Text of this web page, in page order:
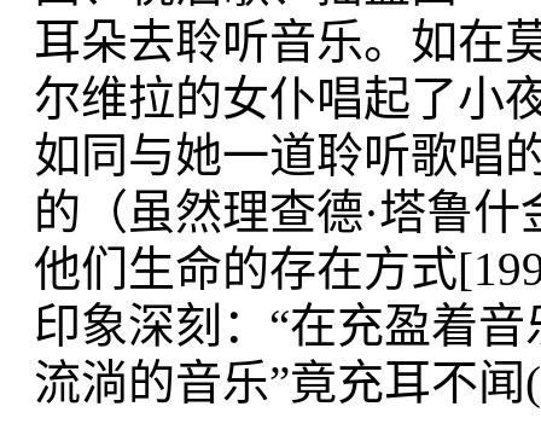
耳朵去聆听音乐。如在
尔维拉的女仆唱起了
如同与她一道聆听歌唱
的（虽然理查德·塔鲁什
他们生命的存在方式
印象深刻：“在充盈着
流淌的音乐”竟充耳不闻